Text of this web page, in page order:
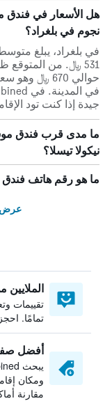
نجوم في بلغراد؟
531 ﷼. من
جيدة إذا كنت تود الإقامة في
ما مدى قرب فندق
نيكولا تيسلا؟
ما هو رقم هاتف
عرض
الملايين
تقييمات
تمامًا.
أفضل
ومكان
مقارنة